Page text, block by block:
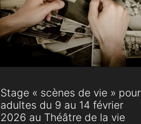
Stage « scènes de vie » pour
adultes du 9 au 14 février
2026 au Théâtre de la vie